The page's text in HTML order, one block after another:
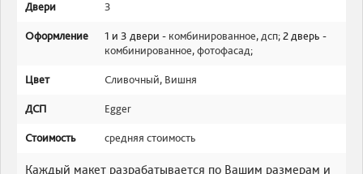
Двери 3
Оформление 1 и 3 двери - комбинированное,дсп; 2 дверь -
комбинированное,фотофасад;
Цвет Сливочный, Вишня
ДСП Egger
Стоимость средняя стоимость
Каждый макет разрабатывается по Вашим размерам и